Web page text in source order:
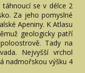
se v délce 2
Za jeho pomyslné
Apeniny. K Atlasu
geologicky patří
Tady na
Nejvyšší vrchol
nadmořskou výšku 4